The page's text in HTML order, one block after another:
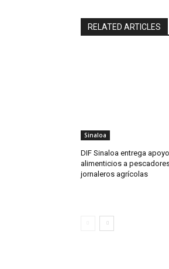
RELATED ARTICLES
Sinaloa
DIF Sinaloa entrega
alimenticios a
jornaleros agrícolas